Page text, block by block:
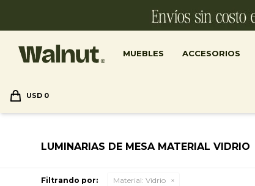
MUEBLES ACCESORIOS
USD 0
LUMINARIAS DE MESA MATERIAL VIDRIO
Filtrando por: Material: Vidrio